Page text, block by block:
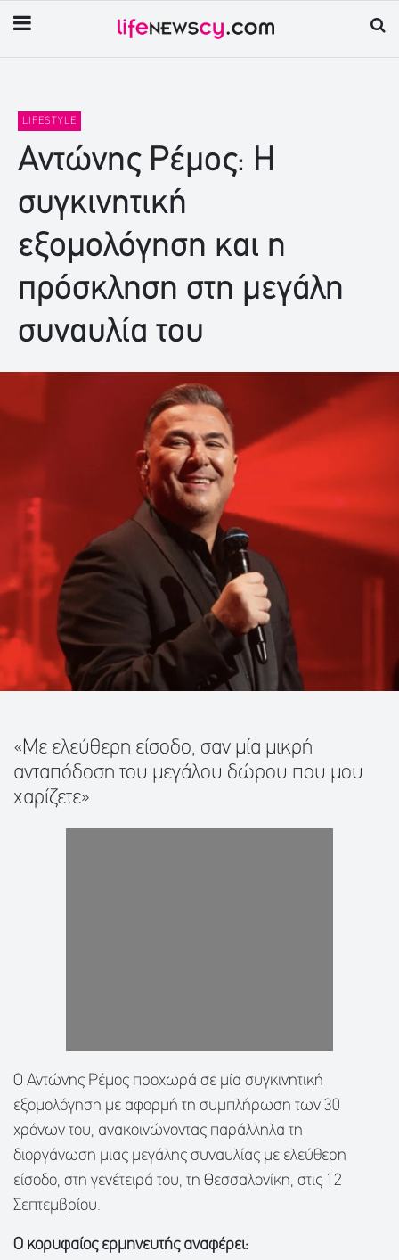
LIFESTYLE
Αντώνης Ρέμος: Η
συγκινητική
εξομολόγηση και η
πρόσκληση στη μεγάλη
συναυλία του
«Με ελεύθερη είσοδο, σαν μία μικρή
ανταπόδοση του μεγάλου δώρου που μου
χαρίζετε»
O Αντώνης Ρέμος προχωρά σε μία συγκινητική
εξομολόγηση με αφορμή τη συμπλήρωση των 30
χρόνων του, ανακοινώνοντας παράλληλα τη
διοργάνωση μιας μεγάλης συναυλίας με ελεύθερη
είσοδο, στη γενέτειρά του, τη Θεσσαλονίκη, στις 12
Σεπτεμβρίου.
Ο κορυφαίος ερμηνευτής αναφέρει: